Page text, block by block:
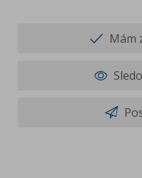
Mám